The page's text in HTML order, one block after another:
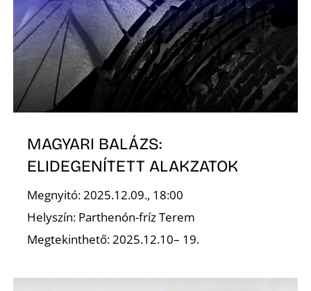
MAGYARI BALÁZS:
ELIDEGENÍTETT ALAKZATOK
Megnyitó: 2025.12.09., 18:00
Helyszín: Parthenón-fríz Terem
Megtekinthető: 2025.12.10– 19.